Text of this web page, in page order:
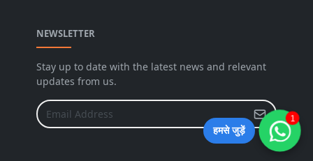
NEWSLETTER
Stay up to date with the latest news and relevant
updates from us.
हमसे जुड़ें
1